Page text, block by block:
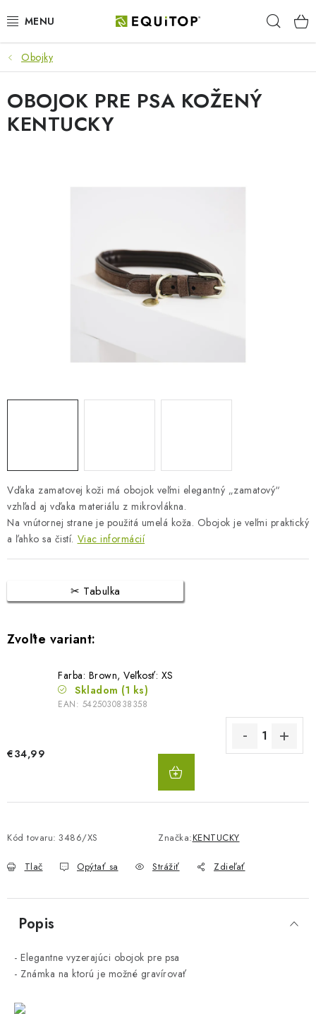
na
JAZDEC
KÔŇ
PONY
Obchodné podmienky
Dodacie podmienky
Podmienky ochrany osobných údajov
Napíšte nám
Obojky
Vďaka zamatovej koži má obojok veľmi elegantný „zamatový“
vzhľad aj vďaka materiálu z mikrovlákna.
Na vnútornej strane je použitá umelá koža. Obojok je veľmi praktický
a ľahko sa čistí. Viac informácií
Tabulka
Farba: Brown, Veľkosť: XS
Skladom (1 ks)
EAN: 5425030838358
€34,99
Kód tovaru: 3486/XS Značka:KENTUCKY
Tlač Opýtať sa Strážiť Zdieľať
OBOJOK PRE PSA KOŽENÝ
KENTUCKY
Popis
- Elegantne vyzerajúci obojok pre psa
- Známka na ktorú je možné gravírovať